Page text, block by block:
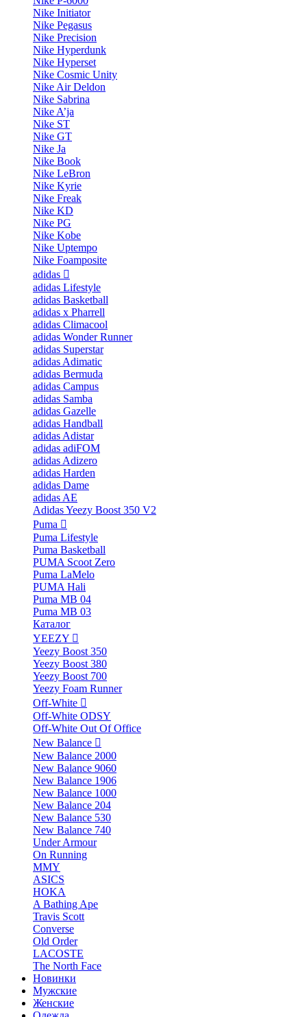
Nike Initiator
Nike Pegasus
Nike Precision
Nike Hyperdunk
Nike Hyperset
Nike Cosmic Unity
Nike Air Deldon
Nike Sabrina
Nike A’ja
Nike ST
Nike GT
Nike Ja
Nike Book
Nike LeBron
Nike Kyrie
Nike Freak
Nike KD
Nike PG
Nike Kobe
Nike Uptempo
Nike Foamposite
adidas
adidas Lifestyle
adidas Basketball
adidas x Pharrell
adidas Climacool
adidas Wonder Runner
adidas Superstar
adidas Adimatic
adidas Bermuda
adidas Campus
adidas Samba
adidas Gazelle
adidas Handball
adidas Adistar
adidas adiFOM
adidas Adizero
adidas Harden
adidas Dame
adidas AE
Adidas Yeezy Boost 350 V2
Puma
Puma Lifestyle
Puma Basketball
PUMA Scoot Zero
Puma LaMelo
PUMA Hali
Puma MB 04
Puma MB 03
Каталог
YEEZY
Yeezy Boost 350
Yeezy Boost 380
Yeezy Boost 700
Yeezy Foam Runner
Off-White
Off-White ODSY
Off-White Out Of Office
New Balance
New Balance 2000
New Balance 9060
New Balance 1906
New Balance 1000
New Balance 204
New Balance 530
New Balance 740
Under Armour
On Running
MMY
ASICS
HOKA
A Bathing Ape
Travis Scott
Converse
Old Order
LACOSTE
The North Face
Новинки
Мужские
Женские